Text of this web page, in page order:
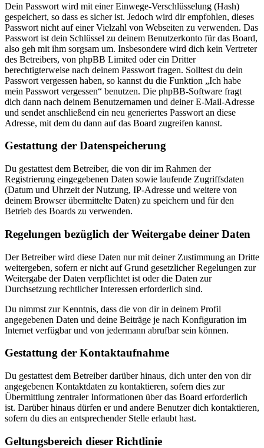
Dein Passwort wird mit einer Einwege-Verschlüsselung (Hash)
gespeichert, so dass es sicher ist. Jedoch wird dir empfohlen, dieses
Passwort nicht auf einer Vielzahl von Webseiten zu verwenden. Das
Passwort ist dein Schlüssel zu deinem Benutzerkonto für das Board,
also geh mit ihm sorgsam um. Insbesondere wird dich kein Vertreter
des Betreibers, von phpBB Limited oder ein Dritter
berechtigterweise nach deinem Passwort fragen. Solltest du dein
Passwort vergessen haben, so kannst du die Funktion „Ich habe
mein Passwort vergessen“ benutzen. Die phpBB-Software fragt
dich dann nach deinem Benutzernamen und deiner E-Mail-Adresse
und sendet anschließend ein neu generiertes Passwort an diese
Adresse, mit dem du dann auf das Board zugreifen kannst.
Gestattung der Datenspeicherung
Du gestattest dem Betreiber, die von dir im Rahmen der
Registrierung eingegebenen Daten sowie laufende Zugriffsdaten
(Datum und Uhrzeit der Nutzung, IP-Adresse und weitere von
deinem Browser übermittelte Daten) zu speichern und für den
Betrieb des Boards zu verwenden.
Regelungen bezüglich der Weitergabe deiner Daten
Der Betreiber wird diese Daten nur mit deiner Zustimmung an Dritte
weitergeben, sofern er nicht auf Grund gesetzlicher Regelungen zur
Weitergabe der Daten verpflichtet ist oder die Daten zur
Durchsetzung rechtlicher Interessen erforderlich sind.
Du nimmst zur Kenntnis, dass die von dir in deinem Profil
angegebenen Daten und deine Beiträge je nach Konfiguration im
Internet verfügbar und von jedermann abrufbar sein können.
Gestattung der Kontaktaufnahme
Du gestattest dem Betreiber darüber hinaus, dich unter den von dir
angegebenen Kontaktdaten zu kontaktieren, sofern dies zur
Übermittlung zentraler Informationen über das Board erforderlich
ist. Darüber hinaus dürfen er und andere Benutzer dich kontaktieren,
sofern du dies an entsprechender Stelle erlaubt hast.
Geltungsbereich dieser Richtlinie